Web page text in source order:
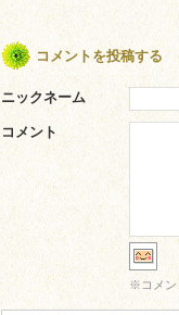
コメントを投稿する
ニックネーム
コメント
※コメン